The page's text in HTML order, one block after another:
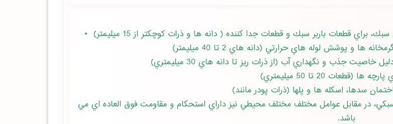
• براي تهيه بلوكهاي سبك سقفي و ديواري، مو زائيك سبك، بتون سبك، براي قطعات باربر سبك و قطعات جدا كننده ( دانه ها و ذرات كوچكتر از 15 ميليمتر) •
ها و پوشش لوله هاي حرارتي (دانه هاي 2 تا 40 ميليمتر)
جذب و نگهداري آب (از ذرات ريز تا دانه هاي 30 ميليمتري)
ها (قطعات 20 تا 50 ميليمتري)
سدها، اسكله ها و پلها (ذرات پودر مانند)
در مقابل عوامل مختلف مختلف محيطي نيز داراي استحكام و مقاومت فوق العاده اي مي
باشد.